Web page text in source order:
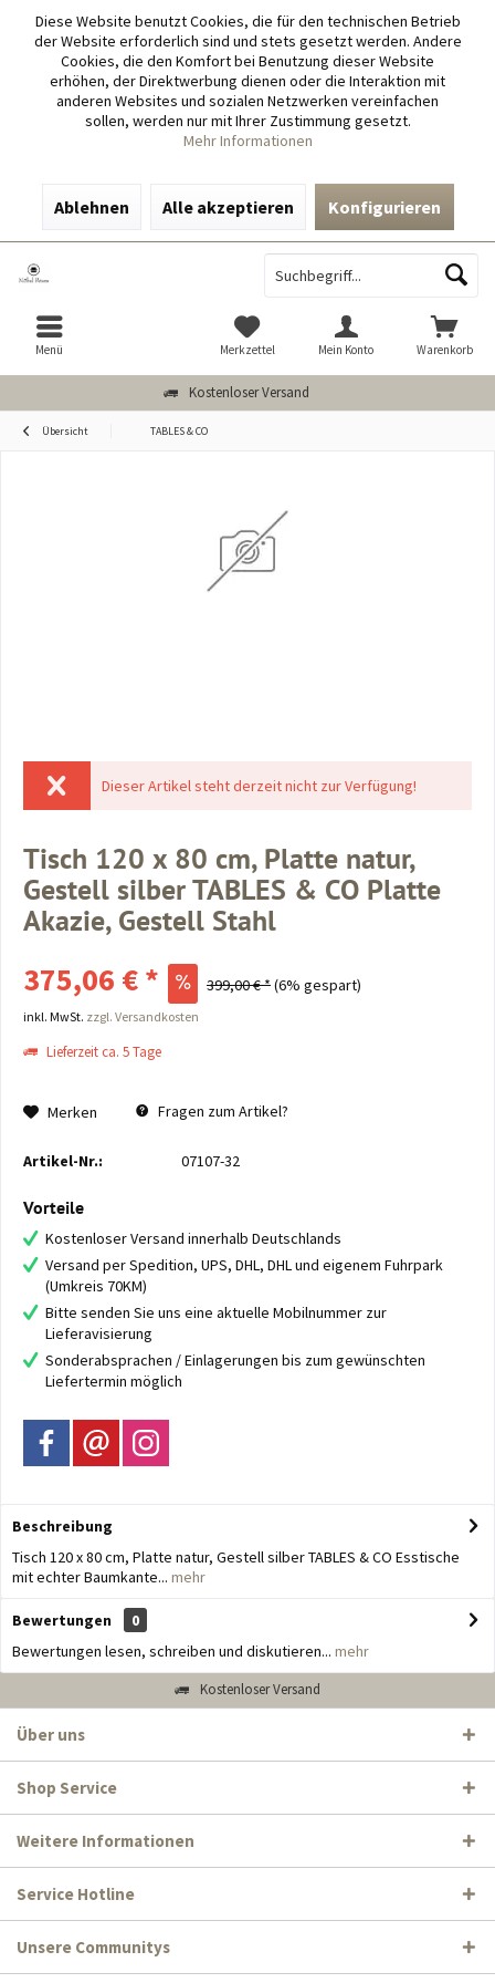
Diese Website benutzt Cookies, die für den technischen Betrieb
der Website erforderlich sind und stets gesetzt werden. Andere
Cookies, die den Komfort bei Benutzung dieser Website
erhöhen, der Direktwerbung dienen oder die Interaktion mit
anderen Websites und sozialen Netzwerken vereinfachen
sollen, werden nur mit Ihrer Zustimmung gesetzt.
Mehr Informationen
Ablehnen Alle akzeptieren Konfigurieren
Kostenloser Versand
Menü Warenkorb
Merkzettel Mein Konto
Übersicht TABLES & CO
Dieser Artikel steht derzeit nicht zur Verfügung!
Tisch 120 x 80 cm, Platte natur,
Gestell silber TABLES & CO Platte
Akazie, Gestell Stahl
375,06 € * 399,00 € *(6% gespart)
inkl. MwSt. zzgl. Versandkosten
Lieferzeit ca. 5 Tage
Merken Fragen zum Artikel?
Artikel-Nr.: 07107-32
Vorteile
Kostenloser Versand innerhalb Deutschlands
Versand per Spedition, UPS, DHL, DHL und eigenem Fuhrpark
(Umkreis 70KM)
Bitte senden Sie uns eine aktuelle Mobilnummer zur
Lieferavisierung
Sonderabsprachen / Einlagerungen bis zum gewünschten
Liefertermin möglich
Beschreibung
Tisch 120 x 80 cm, Platte natur, Gestell silber TABLES & CO Esstische
mit echter Baumkante... mehr
Bewertungen
0
Bewertungen lesen, schreiben und diskutieren... mehr
Kostenloser Versand
Über uns
Shop Service
Weitere Informationen
Service Hotline
Unsere Communitys